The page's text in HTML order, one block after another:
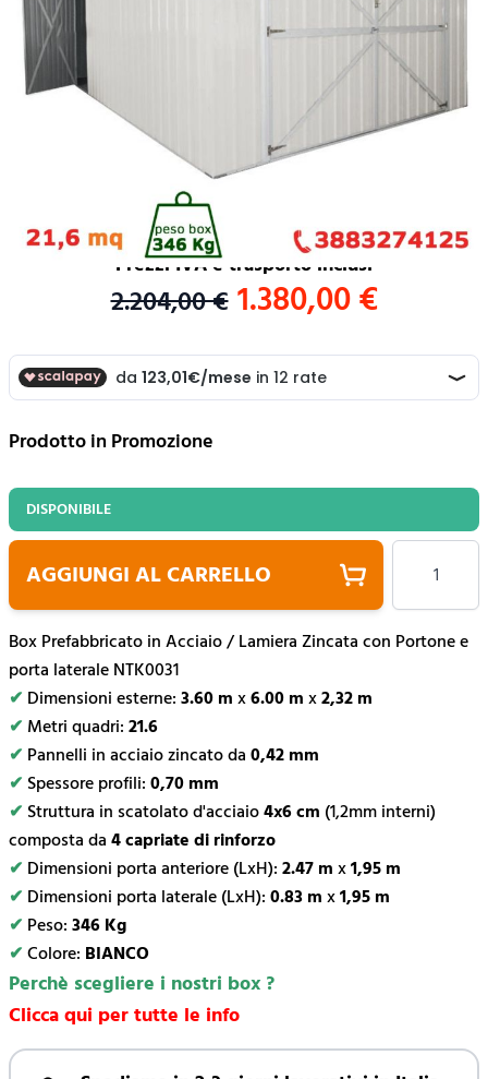
6.00 m x h2.32 m - 346 KG - 21,6 metri
quadri - BIANCO
ntk0031
4,6/5
recensioni
Prezzi IVA e trasporto inclusi
2.204,00 € 1.380,00 €
Prodotto in Promozione
DISPONIBILE
AGGIUNGI AL CARRELLO
Quantità
Box Prefabbricato in Acciaio / Lamiera Zincata con Portone e
porta laterale NTK0031
✔ Dimensioni esterne:3.60 mx6.00 mx2,32 m
✔ Metri quadri:21.6
✔ Pannelli in acciaio zincato da0,42 mm
✔ Spessore profili:0,70 mm
✔ Struttura in scatolato d'acciaio4x6 cm (1,2mm interni)
composta da4 capriate di rinforzo
✔ Dimensioni porta anteriore (LxH):2.47 mx1,95 m
✔ Dimensioni porta laterale (LxH):0.83 mx1,95 m
✔ Peso:346 Kg
✔Colore: BIANCO
Perchè scegliere i nostri box ?
Clicca qui per tutte le info